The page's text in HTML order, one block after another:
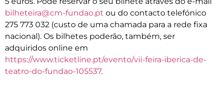
bilheteira@cm-fundao.pt ou do contacto telefónico
275 773 032 (custo de uma chamada para a rede fixa
nacional). Os bilhetes poderão, também, ser
adquiridos online em
https://www.ticketline.pt/evento/vii-feira-iberica-de-
teatro-do-fundao-105537.